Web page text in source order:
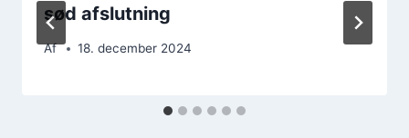
sød afslutning
Af 18. december 2024